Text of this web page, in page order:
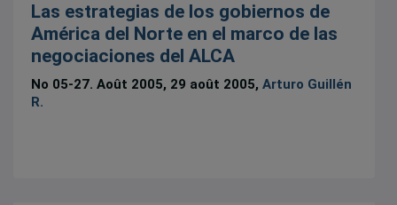
Las estrategias de los gobiernos de
América del Norte en el marco de las
negociaciones del ALCA
No 05-27. Août 2005, 29 août 2005,Arturo Guillén
R.